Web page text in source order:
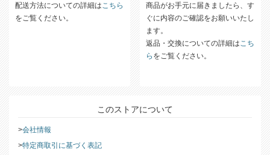
配送方法についての詳細はこちら
をご覧ください。
商品がお手元に届きましたら、す
ぐに内容のご確認をお願いいたし
ます。
返品・交換についての詳細はこち
ら をご覧ください。
このストアについて
会社情報
特定商取引に基づく表記